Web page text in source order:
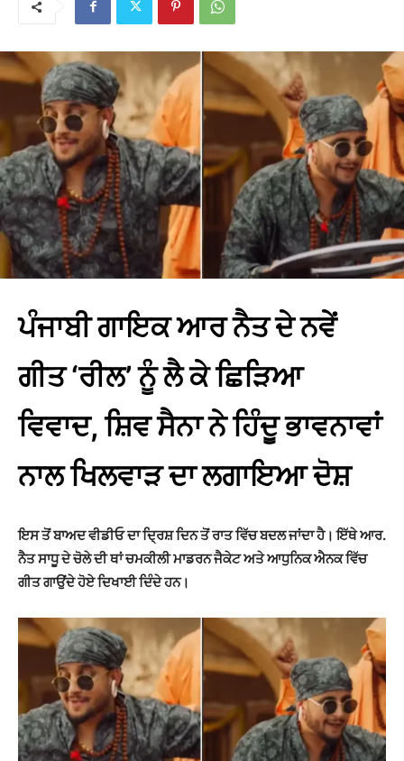
ਪੰਜਾਬੀ ਗਾਇਕ ਆਰ ਨੈਤ ਦੇ ਨਵੇਂ
ਗੀਤ ‘ਰੀਲ’ ਨੂੰ ਲੈ ਕੇ ਛਿੜਿਆ
ਵਿਵਾਦ, ਸ਼ਿਵ ਸੈਨਾ ਨੇ ਹਿੰਦੂ ਭਾਵਨਾਵਾਂ
ਨਾਲ ਖਿਲਵਾੜ ਦਾ ਲਗਾਇਆ ਦੋਸ਼
ਇਸ ਤੋਂ ਬਾਅਦ ਵੀਡੀਓ ਦਾ ਦ੍ਰਿਸ਼ ਦਿਨ ਤੋਂ ਰਾਤ ਵਿੱਚ ਬਦਲ ਜਾਂਦਾ ਹੈ। ਇੱਥੇ ਆਰ.
ਨੈਤ ਸਾਧੂ ਦੇ ਚੋਲੇ ਦੀ ਥਾਂ ਚਮਕੀਲੀ ਮਾਡਰਨ ਜੈਕੇਟ ਅਤੇ ਆਧੁਨਿਕ ਐਨਕ ਵਿੱਚ
ਗੀਤ ਗਾਉਂਦੇ ਹੋਏ ਦਿਖਾਈ ਦਿੰਦੇ ਹਨ।